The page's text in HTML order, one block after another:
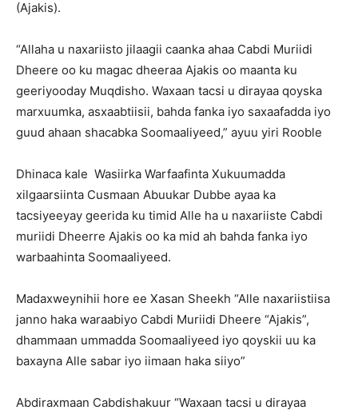
(Ajakis).
“Allaha u naxariisto jilaagii caanka ahaa Cabdi Muriidi
Dheere oo ku magac dheeraa Ajakis oo maanta ku
geeriyooday Muqdisho. Waxaan tacsi u dirayaa qoyska
marxuumka, asxaabtiisii, bahda fanka iyo saxaafadda iyo
guud ahaan shacabka Soomaaliyeed,” ayuu yiri Rooble
Dhinaca kale Wasiirka Warfaafinta Xukuumadda
xilgaarsiinta Cusmaan Abuukar Dubbe ayaa ka
tacsiyeeyay geerida ku timid Alle ha u naxariiste Cabdi
muriidi Dheerre Ajakis oo ka mid ah bahda fanka iyo
warbaahinta Soomaaliyeed.
Madaxweynihii hore ee Xasan Sheekh “Alle naxariistiisa
janno haka waraabiyo Cabdi Muriidi Dheere “Ajakis”,
dhammaan ummadda Soomaaliyeed iyo qoyskii uu ka
baxayna Alle sabar iyo iimaan haka siiyo”
Abdiraxmaan Cabdishakuur “Waxaan tacsi u dirayaa